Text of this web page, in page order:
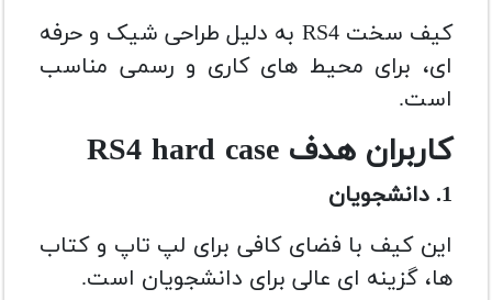
کیف سخت RS4 به دلیل طراحی شیک و حرفه
ای، برای محیط های کاری و رسمی مناسب
است.
کاربران هدف RS4 hard case
1. دانشجویان
این کیف با فضای کافی برای لپ تاپ و کتاب
ها، گزینه ای عالی برای دانشجویان است.